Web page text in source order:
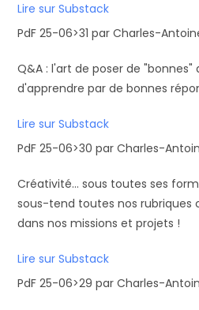
Lire sur Substack
PdF 25-06>31 par Charles-
Q&A : l'art de poser de "bonnes"
d'apprendre par de bonnes
Lire sur Substack
PdF 25-06>30 par Charles-
Créativité... sous toutes ses
sous-tend toutes nos
dans nos missions et projets !
Lire sur Substack
PdF 25-06>29 par Charles-